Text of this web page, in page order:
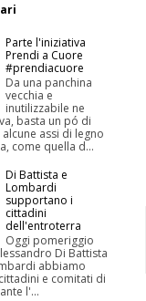
Parte l'iniziativa
Prendi a Cuore
#prendiacuore
Da una panchina
vecchia e
inutilizzabile ne
basta un pó di
assi di legno
come quella d...
Di Battista e
Lombardi
supportano i
cittadini
dell'entroterra
Oggi pomeriggio
Di Battista
abbiamo
e comitati di
l'...